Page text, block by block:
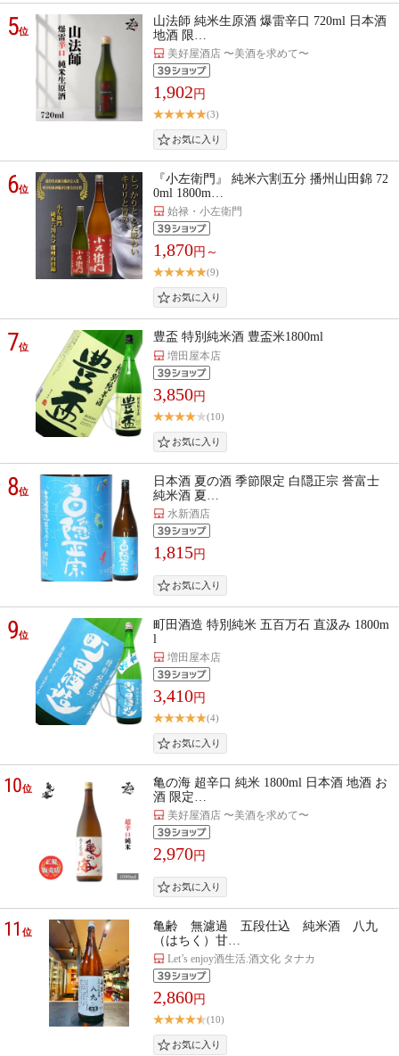
5位
山法師 純米生原酒 爆雷辛口 720ml 日本酒
地酒 限…
美好屋酒店 〜美酒を求めて〜
1,902 円
(3)
6位
『小左衛門』 純米六割五分 播州山田錦 72
0ml 1800m…
始禄・小左衛門
1,870円～
(9)
7位
豊盃 特別純米酒 豊盃米1800ml
増田屋本店
3,850円
(10)
8位
日本酒 夏の酒 季節限定 白隠正宗 誉富士
純米酒 夏…
水新酒店
1,815円
9位
町田酒造 特別純米 五百万石 直汲み 1800m
l
増田屋本店
3,410円
(4)
10位
亀の海 超辛口 純米 1800ml 日本酒 地酒 お
酒 限定…
美好屋酒店 〜美酒を求めて〜
2,970円
11位
亀齢 無濾過 五段仕込 純米酒 八九
（はちく）甘…
Let’s enjoy酒生活.酒文化 タナカ
2,860円
(10)